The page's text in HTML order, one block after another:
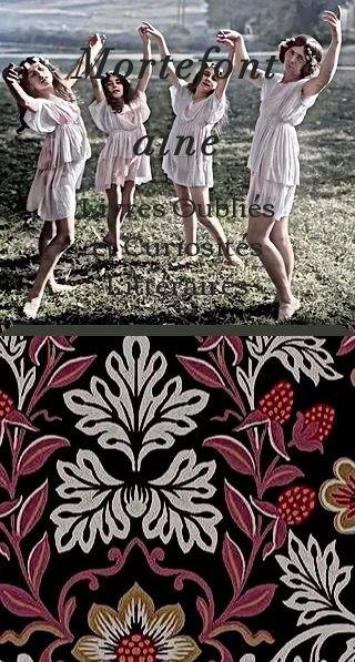
Mortefont
aine
Livres Oubliés
et Curiosités
Littéraires